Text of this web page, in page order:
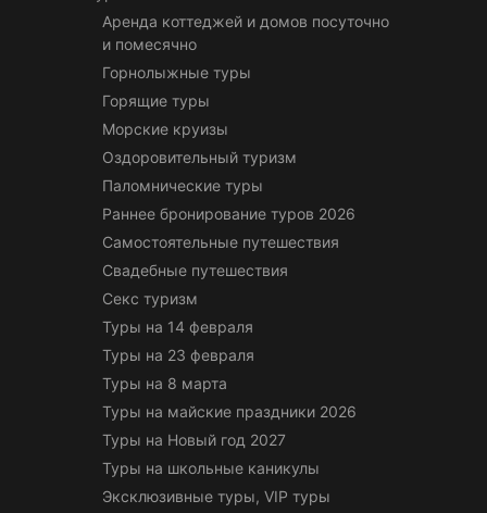
Аренда коттеджей и домов посуточно
и помесячно
Горнолыжные туры
Горящие туры
Морские круизы
Оздоровительный туризм
Паломнические туры
Раннее бронирование туров 2026
Самостоятельные путешествия
Свадебные путешествия
Секс туризм
Туры на 14 февраля
Туры на 23 февраля
Туры на 8 марта
Туры на майские праздники 2026
Туры на Новый год 2027
Туры на школьные каникулы
Эксклюзивные туры, VIP туры